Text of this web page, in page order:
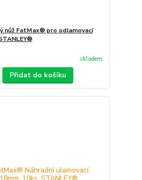
nůž FatMax® pro odlamovací
skladem
Přidat do košíku